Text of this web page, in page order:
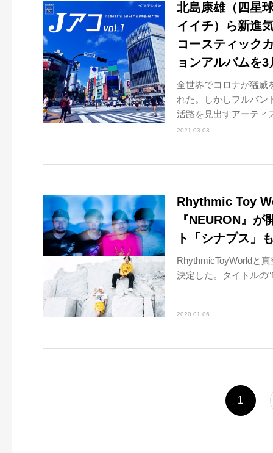
北島康雄（四星
イイチ）ら新進
コースティック
ョンアルバムを
全世界でコロナが猛威
れた。しかしフルバン
活路を見出すアーティ
2021.03.03
Rhythmic Toy
『NEURON』
ト「シナプス」
RhythmicToyWorldと
決定した。タイトルの
2020.01.06
1